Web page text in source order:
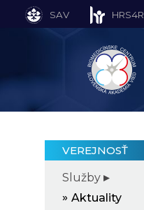
SAV HRS4R
VEREJNOSŤ
Služby
Aktuality